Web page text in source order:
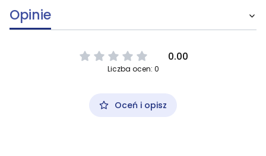
Opinie
0.00
Liczba ocen: 0
Oceń i opisz